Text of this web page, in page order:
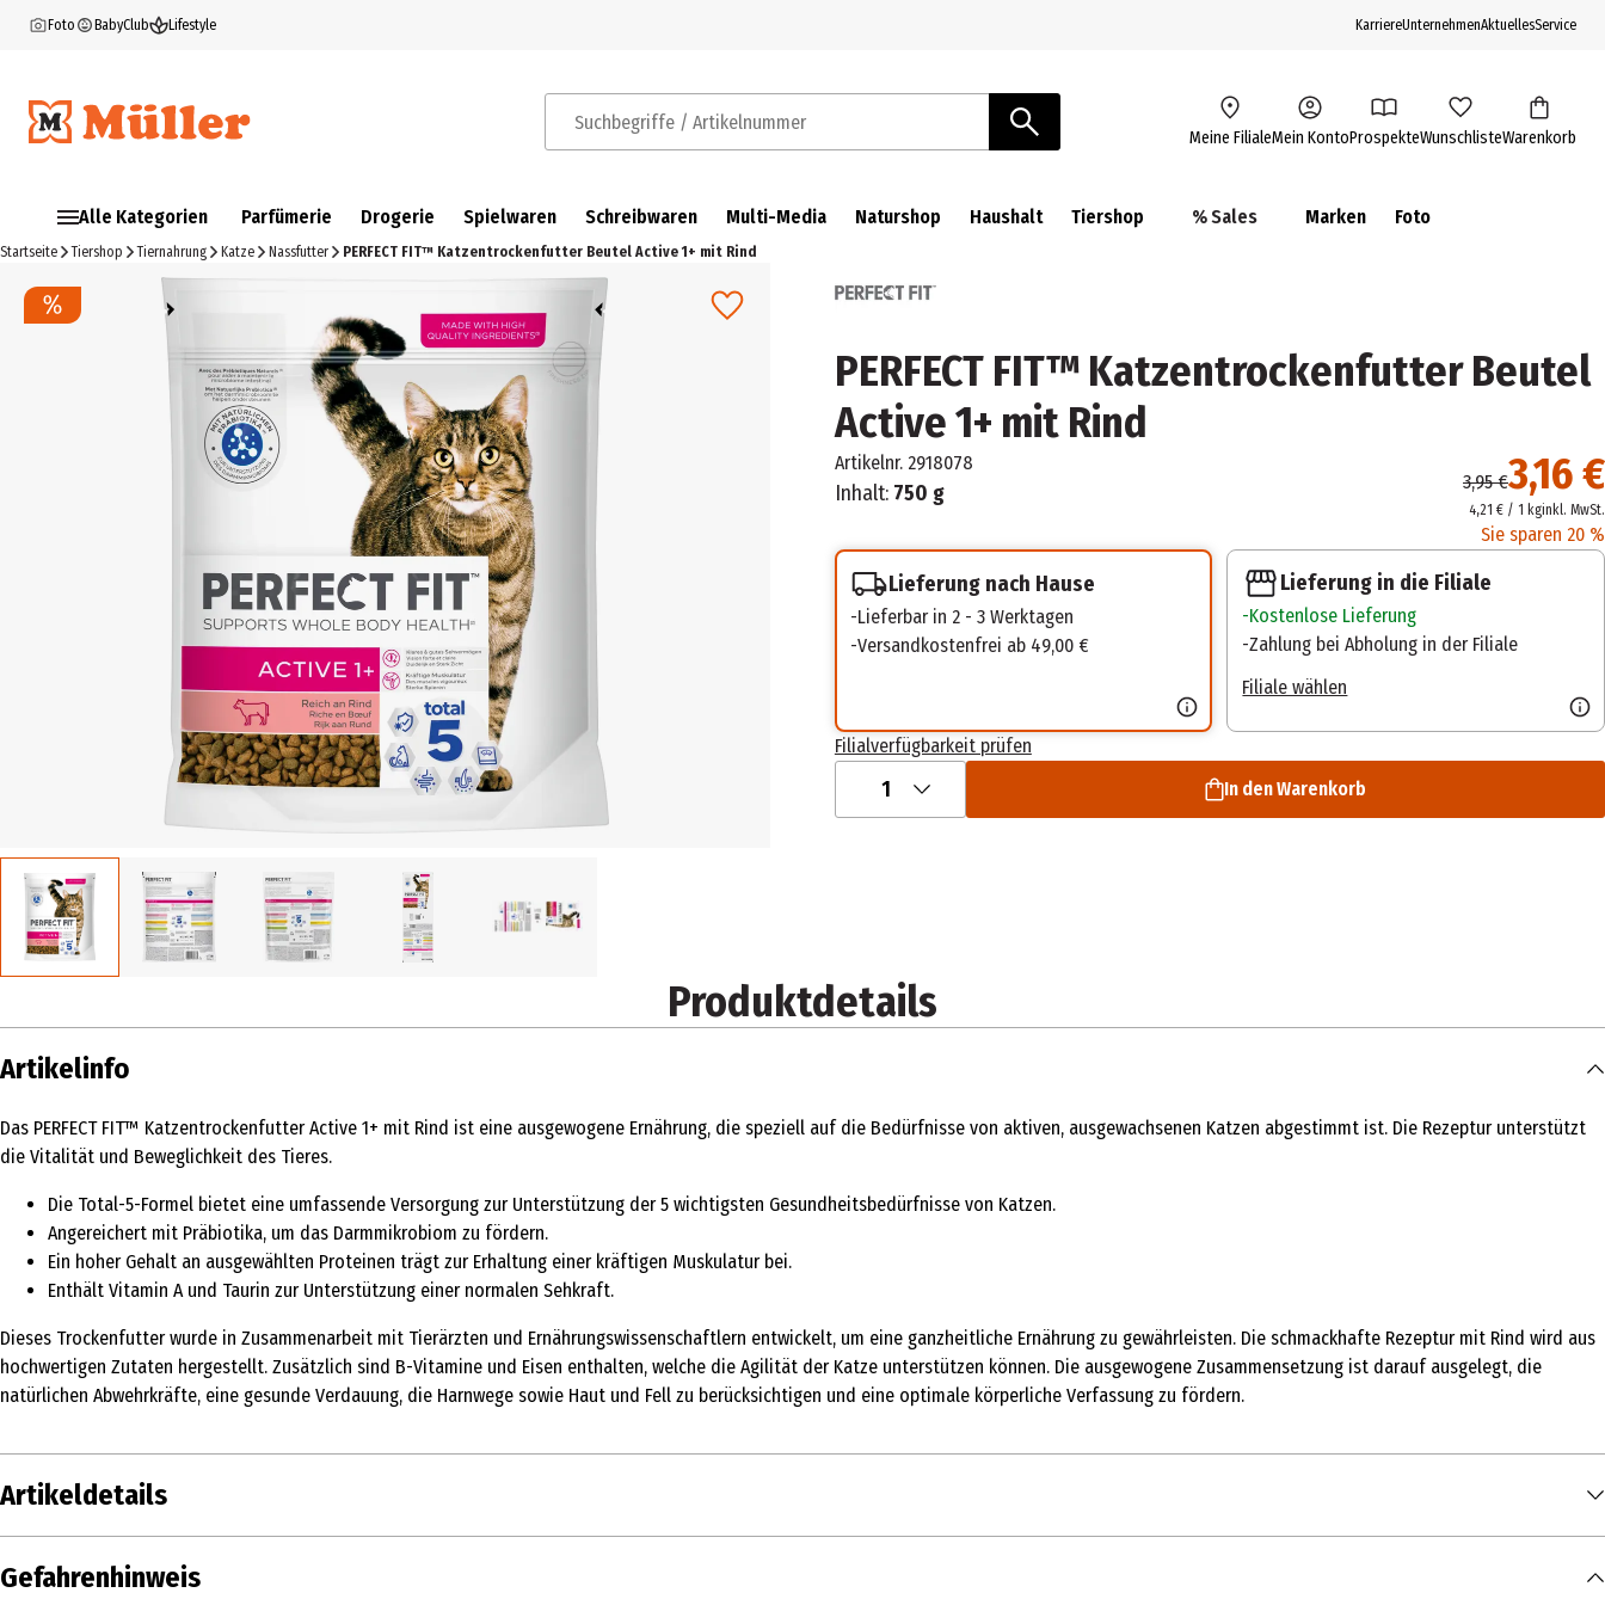
Foto BabyClub Lifestyle KarriereUnternehmenAktuellesService
Suchbegriffe / Artikelnummer Meine FilialeMein KontoProspekteWunschlisteWarenkorb
Alle Kategorien Parfümerie Drogerie Spielwaren Schreibwaren Multi-Media Naturshop Haushalt Tiershop % Sales Marken Foto
Startseite Tiershop Tiernahrung Katze Nassfutter PERFECT FIT™ Katzentrockenfutter Beutel Active 1+ mit Rind
PERFECT FIT™ Katzentrockenfutter Beutel
Active 1+ mit Rind
Artikelnr. 2918078
Inhalt: 750 g 3,16 €
3,95 €
4,21 € / 1 kginkl. MwSt.
Sie sparen 20 %
Lieferung nach Hause
Lieferbar in 2 - 3 Werktagen
Versandkostenfrei ab 49,00 €
Lieferung in die Filiale
Kostenlose Lieferung
Zahlung bei Abholung in der Filiale
Filiale wählen
Filialverfügbarkeit prüfen
1 In den Warenkorb
Produktdetails
Artikelinfo
Das PERFECT FIT™ Katzentrockenfutter Active 1+ mit Rind ist eine ausgewogene Ernährung, die speziell auf die Bedürfnisse von aktiven, ausgewachsenen Katzen abgestimmt ist. Die Rezeptur unterstützt
die Vitalität und Beweglichkeit des Tieres.
Die Total-5-Formel bietet eine umfassende Versorgung zur Unterstützung der 5 wichtigsten Gesundheitsbedürfnisse von Katzen.
Angereichert mit Präbiotika, um das Darmmikrobiom zu fördern.
Ein hoher Gehalt an ausgewählten Proteinen trägt zur Erhaltung einer kräftigen Muskulatur bei.
Enthält Vitamin A und Taurin zur Unterstützung einer normalen Sehkraft.
Dieses Trockenfutter wurde in Zusammenarbeit mit Tierärzten und Ernährungswissenschaftlern entwickelt, um eine ganzheitliche Ernährung zu gewährleisten. Die schmackhafte Rezeptur mit Rind wird aus
hochwertigen Zutaten hergestellt. Zusätzlich sind B-Vitamine und Eisen enthalten, welche die Agilität der Katze unterstützen können. Die ausgewogene Zusammensetzung ist darauf ausgelegt, die
natürlichen Abwehrkräfte, eine gesunde Verdauung, die Harnwege sowie Haut und Fell zu berücksichtigen und eine optimale körperliche Verfassung zu fördern.
Artikeldetails
Inhalt
Gefahrenhinweis